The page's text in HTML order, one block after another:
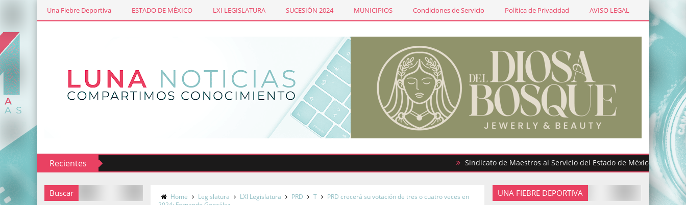
Una Fiebre Deportiva ESTADO DE MÉXICO LXI LEGISLATURA SUCESIÓN 2024 MUNICIPIOS Condiciones de Servicio Política de Privacidad AVISO LEGAL
Recientes Sindicato de Maestros al Servicio del Estado de México participa en
Buscar Home Legislatura LXI Legislatura PRD T
PRD crecerá su votación de tres o cuatro veces en
UNA FIEBRE DEPORTIVA